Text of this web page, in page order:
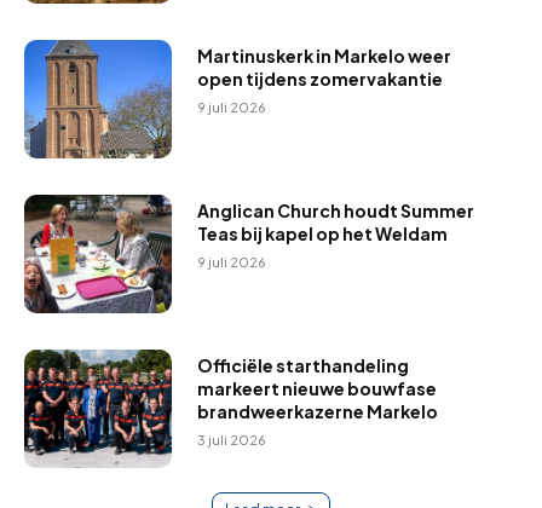
Martinuskerk in Markelo weer
open tijdens zomervakantie
9 juli 2026
Anglican Church houdt Summer
Teas bij kapel op het Weldam
9 juli 2026
Officiële starthandeling
markeert nieuwe bouwfase
brandweerkazerne Markelo
3 juli 2026